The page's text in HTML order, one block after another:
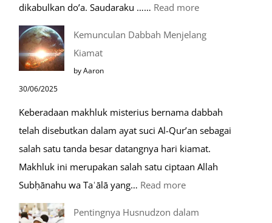
dikabulkan do’a. Saudaraku …… Read more:
Saat
Mustajab
Kemunculan Dabbah Menjelang
Kiamat
by Aaron
30/06/2025
Keberadaan makhluk misterius bernama dabbah
telah disebutkan dalam ayat suci Al-Qur’an sebagai
salah satu tanda besar datangnya hari kiamat.
Makhluk ini merupakan salah satu ciptaan Allah
Subḥānahu wa Taʿālā yang… Read more:
Pentingnya Husnudzon dalam